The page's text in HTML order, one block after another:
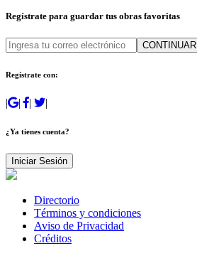
Regístrate para guardar tus obras favoritas
CONTINUAR
Regístrate con:
| | | |
¿Ya tienes cuenta?
Iniciar Sesión
Directorio
Términos y condiciones
Aviso de Privacidad
Créditos